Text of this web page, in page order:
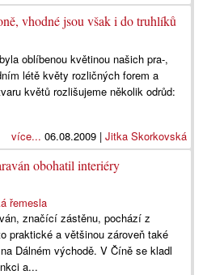
vhodné jsou však i do truhlíků
oblíbenou květinou našich pra-,
létě květy rozličných forem a
květů rozlišujeme několik odrůd:
více... 06.08.2009 | Jitka Skorkovská
obohatil interiéry
řemesla
značící zástěnu, pochází z
praktické a většinou zároveň také
Dálném východě. V Číně se kladl
a...